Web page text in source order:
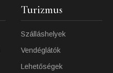
Turizmus
Szálláshelyek
Vendéglátók
Lehetőségek